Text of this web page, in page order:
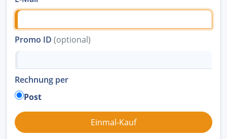
Promo ID (optional)
Rechnung per
Post